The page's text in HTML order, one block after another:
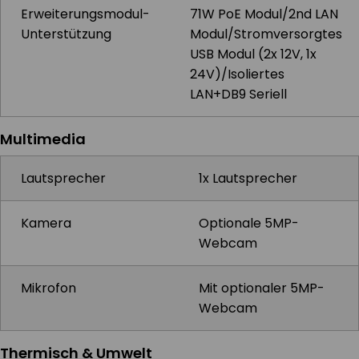
Erweiterungsmodul-
Unterstützung
71W PoE Modul/2nd LAN
Modul/Stromversorgtes
USB Modul (2x 12V, 1x
24V)/Isoliertes
LAN+DB9 Seriell
Multimedia
Lautsprecher 1x Lautsprecher
Kamera
Optionale 5MP-
Webcam
Mikrofon
Mit optionaler 5MP-
Webcam
Thermisch & Umwelt